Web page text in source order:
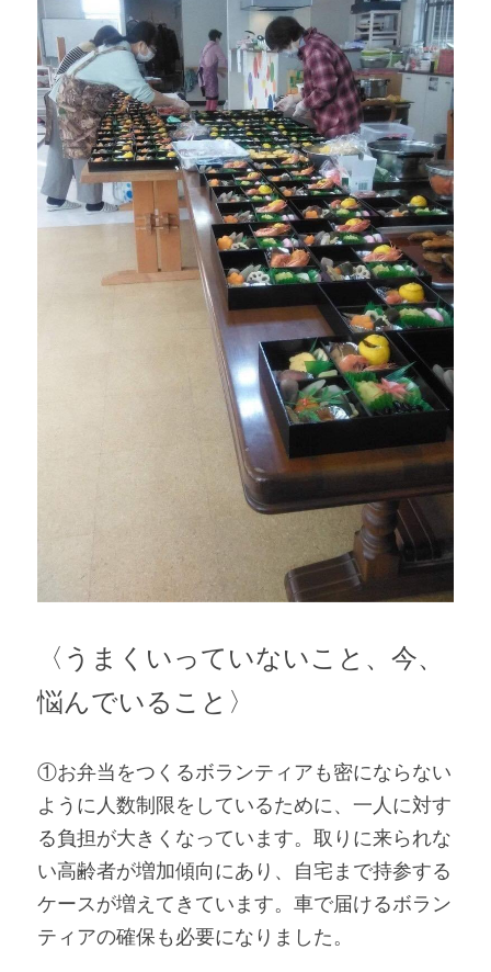
〈うまくいっていないこと、今、
悩んでいること〉
①お弁当をつくるボランティアも密にならない
ように人数制限をしているために、一人に対す
る負担が大きくなっています。取りに来られな
い高齢者が増加傾向にあり、自宅まで持参する
ケースが増えてきています。車で届けるボラン
ティアの確保も必要になりました。